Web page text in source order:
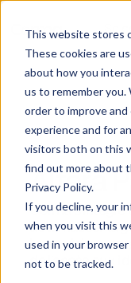
This website stores
These cookies are
about how you
us to remember
order to improve
experience and for
visitors both on this
find out more about
Privacy Policy.
If you decline, your
when you visit this
used in your
not to be tracked.
Se
Altera
Corma s'intègre
automatiser la
le
de l'accès aux